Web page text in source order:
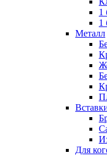
1
1
Металл
Для